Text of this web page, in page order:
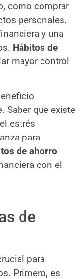
como comprar
personales.
y una
Hábitos de
mayor control
Saber que existe
estrés
para
de ahorro
con el
de
para
Primero, es